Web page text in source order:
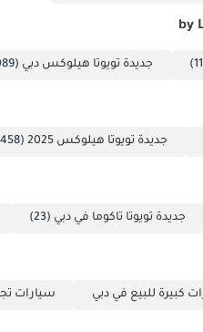
جديدة تويوتا هيلوكس دبي (1089)
جديدة تويوتا هيلوكس 2025 (458)
جديدة تويوتا تاكوما في دبي (23)
كبيرة للبيع في دبي سيارات